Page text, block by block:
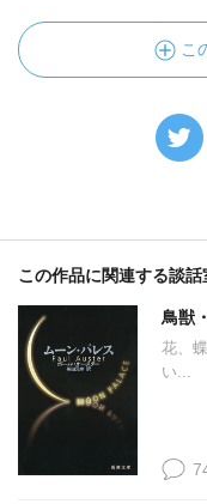
こ
この作品に関連する談話
鳥獣
花、
い...